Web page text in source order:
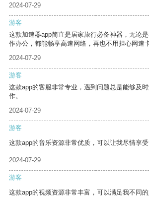
2024-07-29
游客
这款加速器app简直是居家旅行必备神器，无论
作办公，都能畅享高速网络，再也不用担心网速
2024-07-29
游客
这款app的客服非常专业，遇到问题总是能够及
作。
2024-07-29
游客
这款app的音乐资源非常优质，可以让我尽情享受
2024-07-29
游客
这款app的视频资源非常丰富，可以满足我不同的